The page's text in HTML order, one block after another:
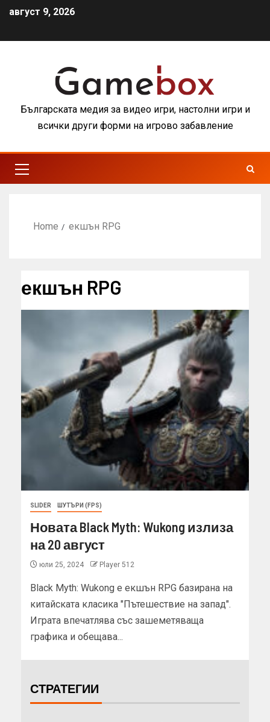
август 9, 2026
Българската медия за видео игри, настолни игри и
всички други форми на игрово забавление
Home екшън RPG
екшън RPG
SLIDER ШУТЪРИ (FPS)
Новата Black Myth: Wukong излиза
на 20 август
юли 25, 2024 Player 512
Black Myth: Wukong е екшън RPG базирана на
китайската класика "Пътешествие на запад".
Играта впечатлява със зашеметяваща
графика и обещава...
СТРАТЕГИИ